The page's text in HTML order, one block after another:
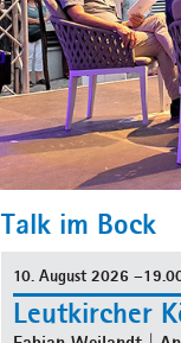
Talk im Bock
10. August 2026
Leutkircher